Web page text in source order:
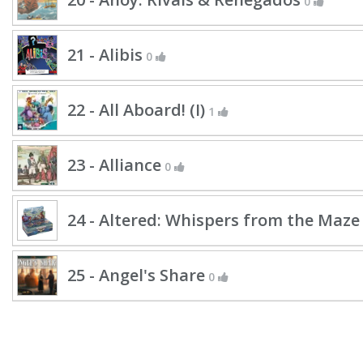
21 - Alibis 0
22 - All Aboard! (I) 1
23 - Alliance 0
24 - Altered: Whispers from the Maze
25 - Angel's Share 0